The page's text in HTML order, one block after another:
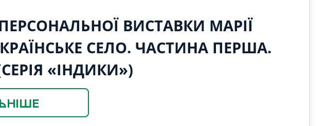
ВИСТАВКИ МАРІЇ
СЕЛО. ЧАСТИНА ПЕРША.
«ІНДИКИ»)